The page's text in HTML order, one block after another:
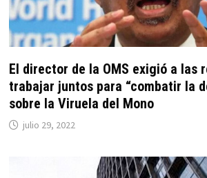
El director de la OMS exigió a las
trabajar juntos para “combatir la
sobre la Viruela del Mono
julio 29, 2022